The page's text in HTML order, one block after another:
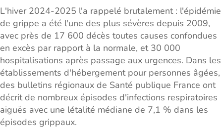
L'hiver 2024-2025 l'a rappelé brutalement : l'épidémie
de grippe a été l'une des plus sévères depuis 2009,
avec près de 17 600 décès toutes causes confondues
en excès par rapport à la normale, et 30 000
hospitalisations après passage aux urgences. Dans les
établissements d'hébergement pour personnes âgées,
des bulletins régionaux de Santé publique France ont
décrit de nombreux épisodes d'infections respiratoires
aiguës avec une létalité médiane de 7,1 % dans les
épisodes grippaux.